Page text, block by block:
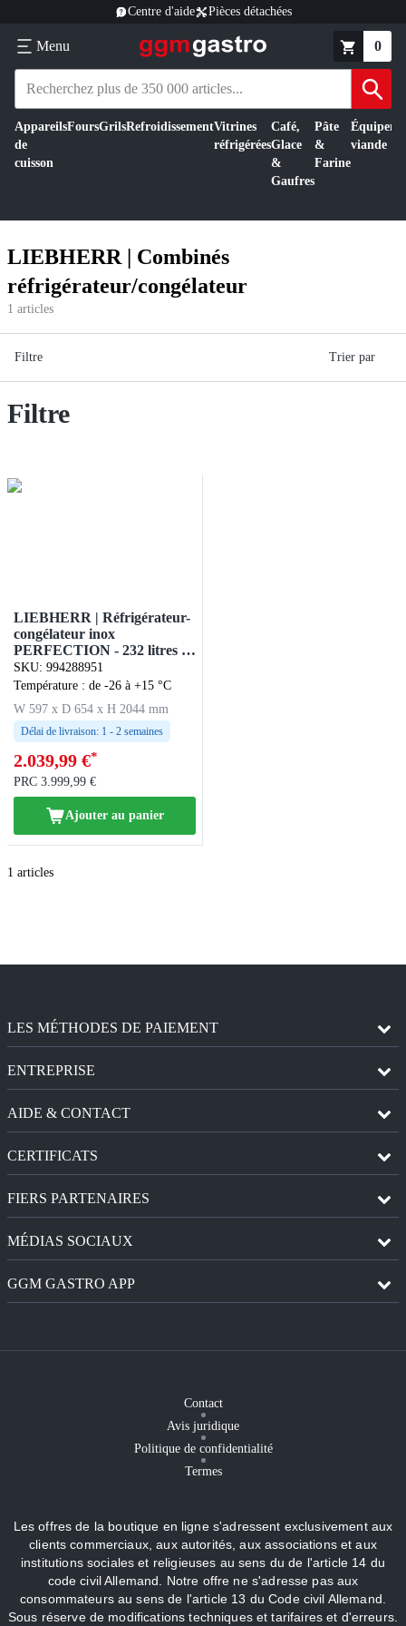
Centre d'aide Pièces détachées
Menu 0
Appareils
de
cuisson
FoursGrilsRefroidissementVitrines
réfrigérées
Café,
Glace
&
Gaufres
Pâte
&
Farine
viande
LIEBHERR | Combinés
réfrigérateur/congélateur
1 articles
Filtre Trier par
Filtre
LIEBHERR | Réfrigérateur-
congélateur inox
PERFECTION - 232 litres -
avec 1 porte vitrée et 1 porte
pleine
SKU: 994288951
Température : de -26 à +15 °C
W 597 x D 654 x H 2044 mm
Délai de livraison:1 - 2 semaines
2.039,99 €*
PRC 3.999,99 €
Ajouter au panier
1 articles
LES MÉTHODES DE PAIEMENT
ENTREPRISE
AIDE & CONTACT
CERTIFICATS
FIERS PARTENAIRES
MÉDIAS SOCIAUX
GGM GASTRO APP
Contact
Avis juridique
Politique de confidentialité
Termes
Les offres de la boutique en ligne s'adressent exclusivement aux
clients commerciaux, aux autorités, aux associations et aux
institutions sociales et religieuses au sens du de l'article 14 du
code civil Allemand. Notre offre ne s'adresse pas aux
consommateurs au sens de l'article 13 du Code civil Allemand.
Sous réserve de modifications techniques et tarifaires et d'erreurs.